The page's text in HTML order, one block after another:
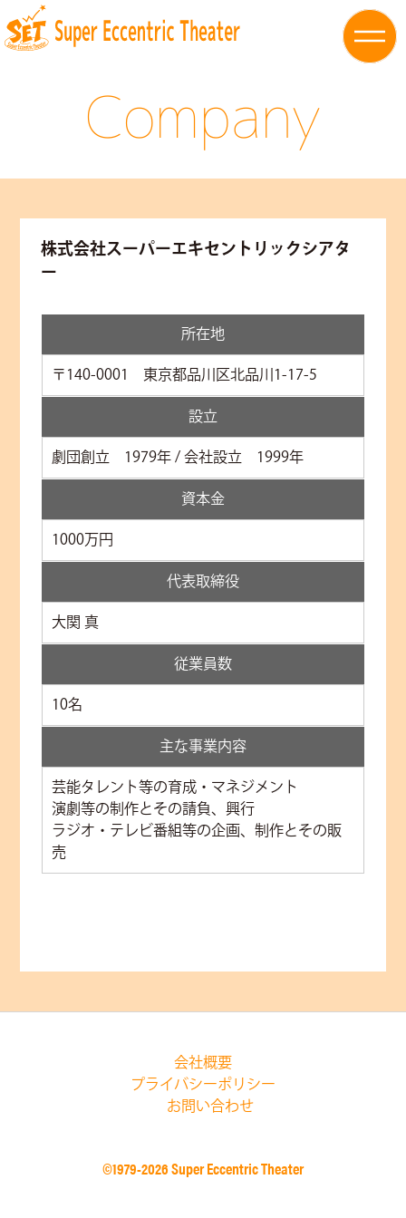
Company
株式会社スーパーエキセントリックシアタ
ー
所在地
〒140-0001 東京都品川区北品川1-17-5
設立
劇団創立 1979年 / 会社設立 1999年
資本金
1000万円
代表取締役
大関 真
従業員数
10名
主な事業内容
芸能タレント等の育成・マネジメント
演劇等の制作とその請負、興行
ラジオ・テレビ番組等の企画、制作とその販
売
会社概要
プライバシーポリシー
お問い合わせ
©1979-2026 Super Eccentric Theater